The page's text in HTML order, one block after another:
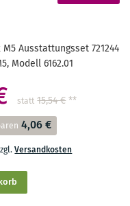
Ausstattungsset 721244
Modell 6162.01
statt 15,54 €**
4,06 €
Versandkosten